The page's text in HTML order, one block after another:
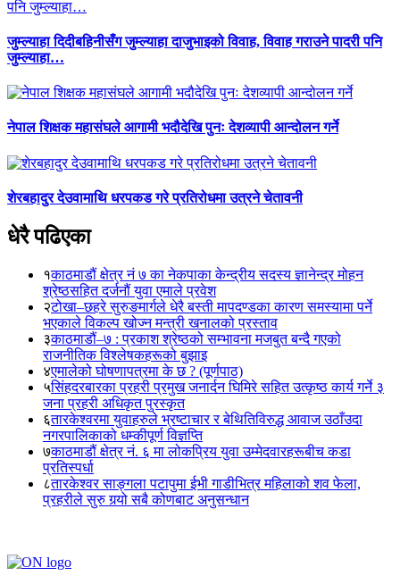
जुम्ल्याहा दिदीबहिनीसँग जुम्ल्याहा दाजुभाइको विवाह, विवाह गराउने पादरी पनि
जुम्ल्याहा…
नेपाल शिक्षक महासंघले आगामी भदौदेखि पुनः देशव्यापी आन्दोलन गर्ने
शेरबहादुर देउवामाथि धरपकड गरे प्रतिरोधमा उत्रने चेतावनी
धेरै पढिएका
१काठमाडौं क्षेत्र नं ७ का नेकपाका केन्द्रीय सदस्य ज्ञानेन्द्र मोहन
श्रेष्ठसहित दर्जनौं युवा एमाले प्रवेश
२टोखा–छहरे सुरुङमार्गले धेरै बस्ती मापदण्डका कारण समस्यामा पर्ने
भएकाले विकल्प खोज्न मन्त्री खनालको प्रस्ताव
३काठमाडौं–७ : प्रकाश श्रेष्ठको सम्भावना मजबुत बन्दै गएको
राजनीतिक विश्लेषकहरूको बुझाइ
४एमालेको घोषणापत्रमा के छ ? (पूर्णपाठ)
५सिंहदरबारका प्रहरी प्रमुख जनार्दन घिमिरे सहित उत्कृष्ठ कार्य गर्ने ३
जना प्रहरी अधिकृत पुरस्कृत
६तारकेश्वरमा युवाहरुले भ्रष्टाचार र बेथितिविरुद्ध आवाज उठाँउदा
नगरपालिकाको धम्कीपूर्ण विज्ञप्ति
७काठमाडौं क्षेत्र नं. ६ मा लोकप्रिय युवा उम्मेदवारहरूबीच कडा
प्रतिस्पर्धा
८तारकेश्वर साङ्गला पटापुमा ईभी गाडीभित्र महिलाको शव फेला,
प्रहरीले सुरु गर्‍यो सबै कोणबाट अनुसन्धान